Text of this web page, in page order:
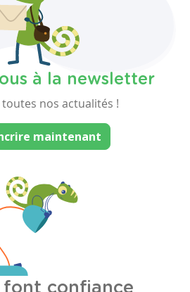
à la newsletter
toutes nos actualités !
maintenant
font confiance